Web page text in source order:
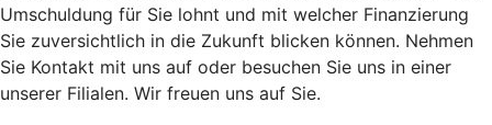
Umschuldung für Sie lohnt und mit welcher Finanzierung
Sie zuversichtlich in die Zukunft blicken können. Nehmen
Sie Kontakt mit uns auf oder besuchen Sie uns in einer
unserer Filialen. Wir freuen uns auf Sie.